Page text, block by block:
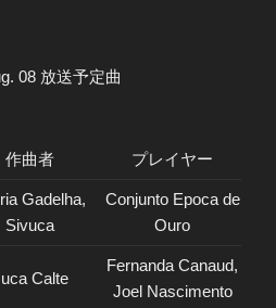
08 放送予定曲
作曲者 プレイヤー
Gadelha,
Sivuca
Conjunto Epoca de
Ouro
Calte
Fernanda Canaud,
Joel Nascimento